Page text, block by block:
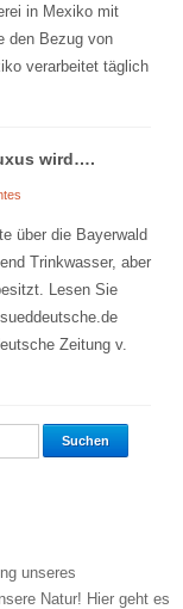
in Mexiko mit
den Bezug von
verarbeitet täglich
wird….
über die Bayerwald
Trinkwasser, aber
Lesen Sie
Zeitung v.
unseres
Natur! Hier geht es